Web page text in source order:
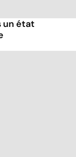
un état